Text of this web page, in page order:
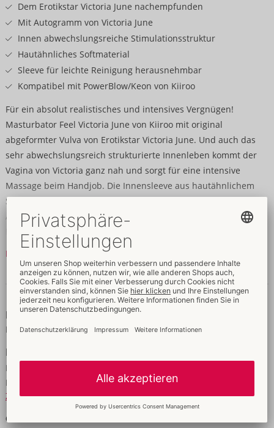
Dem Erotikstar Victoria June nachempfunden
Mit Autogramm von Victoria June
Innen abwechslungsreiche Stimulationsstruktur
Hautähnliches Softmaterial
Sleeve für leichte Reinigung herausnehmbar
Kompatibel mit PowerBlow/Keon von Kiiroo
Für ein absolut realistisches und intensives Vergnügen!
Masturbator Feel Victoria June von Kiiroo mit original
abgeformter Vulva von Erotikstar Victoria June. Und auch das
sehr abwechslungsreich strukturierte Innenleben kommt der
Vagina von Victoria ganz nah und sorgt für eine intensive
Massage beim Handjob. Die Innensleeve aus hautähnlichem
Softmaterial ist neben den Vulvalippen sogar mit dem
Autogramm von Victoria signiert. Die Sleeve lässt sich zur
Reinigung leicht aus dem griffigen, diskreten Gehäuse
entnehmen.
Der Masturbator ist für vollautomatisches und interaktives
Vergnügen mit dem PowerBlow by Kiiroo und mit dem Adapter
Keon by Kiiroo kombinierbar (beides nicht im Lieferumfang
22 cm x 8,4 cm.
Gewicht 800 g.
ABS, PC, TPE.
Mehr lesen
Daten & Eigenschaften
Eigenschaften
Für Männer
Daten
Farbe:
Material:
Zur Materialkunde
Größe